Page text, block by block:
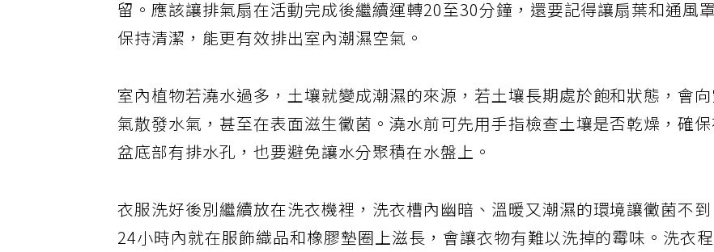
留。應該讓排氣扇在活動完成後繼續運轉20至30分鐘，還要記得讓扇葉和通風罩
保持清潔，能更有效排出室內潮濕空氣。
室內植物若澆水過多，土壤就變成潮濕的來源，若土壤長期處於飽和狀態，會
氣散發水氣，甚至在表面滋生黴菌。澆水前可先用手指檢查土壤是否乾燥，確
盆底部有排水孔，也要避免讓水分聚積在水盤上。
衣服洗好後別繼續放在洗衣機裡，洗衣槽內幽暗、溫暖又潮濕的環境讓黴菌不到